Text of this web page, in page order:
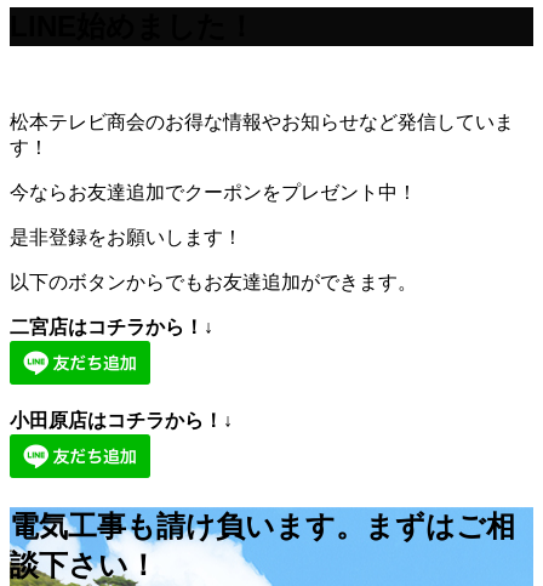
松本テレビ商会のお得な情報やお知らせなど発信していま
す！
今ならお友達追加でクーポンをプレゼント中！
是非登録をお願いします！
以下のボタンからでもお友達追加ができます。
二宮店はコチラから！↓
小田原店はコチラから！↓
電気工事も請け負います。まずはご相
談下さい！